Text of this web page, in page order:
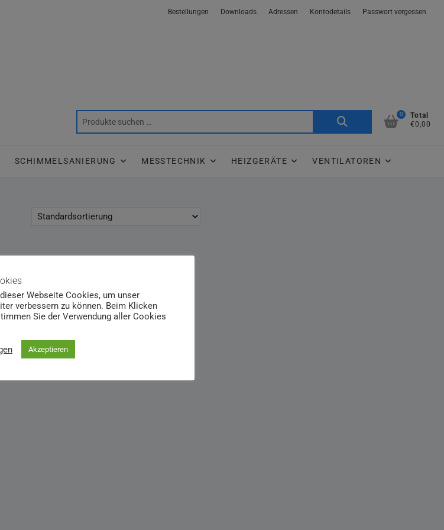
Bestellungen Downloads Adressen Kontodetails Passwort vergessen
0
Total
€0,00
SCHIMMELSANIERUNG MESSTECHNIK HEIZGERÄTE VENTILATOREN
Webseite Cookies, um unser
verbessern zu können. Beim Klicken
Sie der Verwendung aller Cookies
Akzeptieren